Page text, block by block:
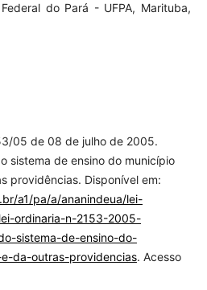
do Pará - UFPA, Marituba,
05 de 08 de julho de 2005.
sistema de ensino do município
providências. Disponível em:
a1/pa/a/ananindeua/lei-
ordinaria-n-2153-2005-
sistema-de-ensino-do-
da-outras-providencias. Acesso